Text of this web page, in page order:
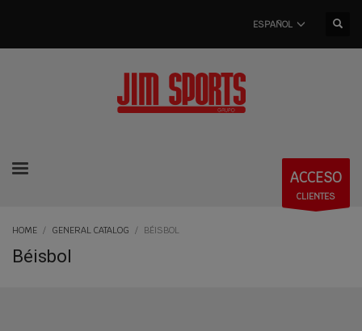
ESPAÑOL
ACCESO
CLIENTES
HOME GENERAL CATALOG BÉISBOL
Béisbol